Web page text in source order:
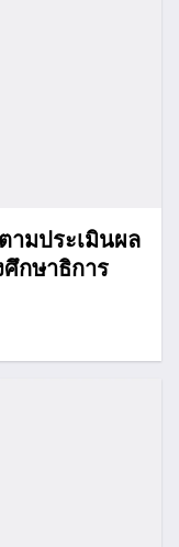
ามประเมินผล
กษาธิการ